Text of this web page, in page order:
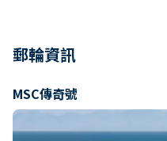
郵輪資訊
MSC傳奇號